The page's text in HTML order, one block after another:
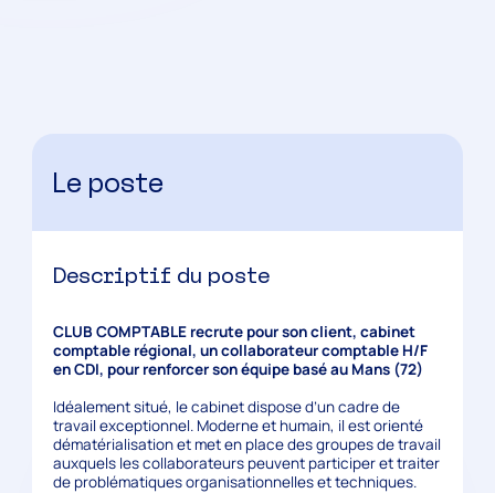
Le poste
Descriptif du poste
CLUB COMPTABLE recrute pour son client, cabinet
comptable régional, un collaborateur comptable H/F
en CDI, pour renforcer son équipe basé au Mans (72)
Idéalement situé, le cabinet dispose d’un cadre de
travail exceptionnel. Moderne et humain, il est orienté
dématérialisation et met en place des groupes de travail
auxquels les collaborateurs peuvent participer et traiter
de problématiques organisationnelles et techniques.